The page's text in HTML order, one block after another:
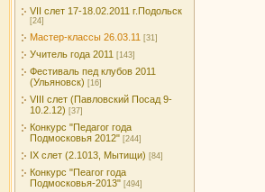
VII слет 17-18.02.2011 г.Подольск
[24]
Мастер-классы 26.03.11 [31]
Учитель года 2011 [143]
Фестиваль пед клубов 2011
(Ульяновск) [16]
VIII слет (Павловский Посад 9-
10.2.12) [37]
Конкурс "Педагог года
Подмосковья 2012" [244]
IX слет (2.1013, Мытищи) [84]
Конкурс "Пеагог года
Подмосковья-2013" [494]